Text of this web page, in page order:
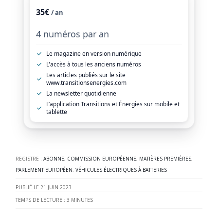
21 JUIN 2023
TEMPS DE LECTURE : 3 MINUTES
35€ / an
4 numéros par an
Le magazine en version numérique
L'accès à tous les anciens numéros
Les articles publiés sur le site
www.transitionsenergies.com
La newsletter quotidienne
L’application Transitions et Énergies sur mobile et
tablette
REGISTRE :ABONNE, COMMISSION EUROPÉENNE, MATIÈRES PREMIÈRES,
PARLEMENT EUROPÉEN,VÉHICULES ÉLECTRIQUES À BATTERIES